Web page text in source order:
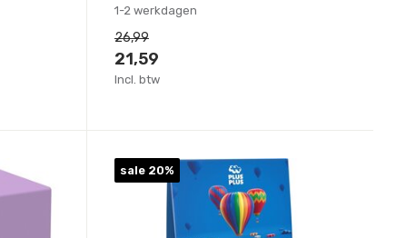
1-2 werkdagen
26,99
21,59
Incl. btw
sale 20%